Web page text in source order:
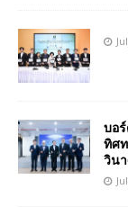
บอ
ทิศ
วิน